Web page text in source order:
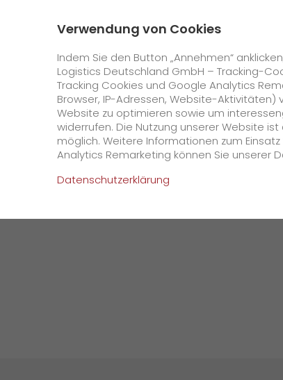
GO! Courier GO!
Online Services
GO! Kundenportal
Startseite Unternehmen Presse
Verwendung von Cookies
Indem Sie den Button „Annehmen“
Logistics Deutschland GmbH – Tracking-
Tracking Cookies und Google Analytics
Browser, IP-Adressen, Website-
Website zu optimieren sowie um
widerrufen. Die Nutzung unserer Website
möglich. Weitere Informationen zum
Analytics Remarketing können Sie unserer
Datenschutzerklärung